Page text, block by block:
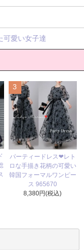
可愛い女子達
3
パーティードレス❤レト
ロな手描き花柄の可愛い
韓国フォーマルワンピー
ス 965670
8,380円(税込)